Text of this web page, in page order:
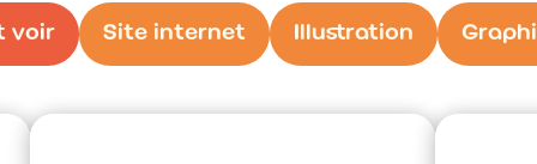
voir Site internet Illustration